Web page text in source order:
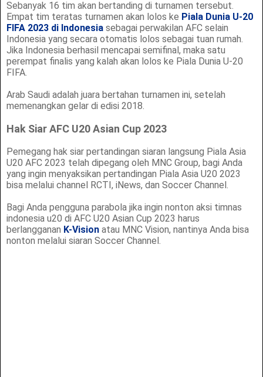
Sebanyak 16 tim akan bertanding di turnamen tersebut.
Empat tim teratas turnamen akan lolos ke Piala Dunia U-20
FIFA 2023 di Indonesia sebagai perwakilan AFC selain
Indonesia yang secara otomatis lolos sebagai tuan rumah.
Jika Indonesia berhasil mencapai semifinal, maka satu
perempat finalis yang kalah akan lolos ke Piala Dunia U-20
FIFA.
Arab Saudi adalah juara bertahan turnamen ini, setelah
memenangkan gelar di edisi 2018.
Hak Siar AFC U20 Asian Cup 2023
Pemegang hak siar pertandingan siaran langsung Piala Asia
U20 AFC 2023 telah dipegang oleh MNC Group, bagi Anda
yang ingin menyaksikan pertandingan Piala Asia U20 2023
bisa melalui channel RCTI, iNews, dan Soccer Channel.
Bagi Anda pengguna parabola jika ingin nonton aksi timnas
indonesia u20 di AFC U20 Asian Cup 2023 harus
berlangganan K-Vision atau MNC Vision, nantinya Anda bisa
nonton melalui siaran Soccer Channel.